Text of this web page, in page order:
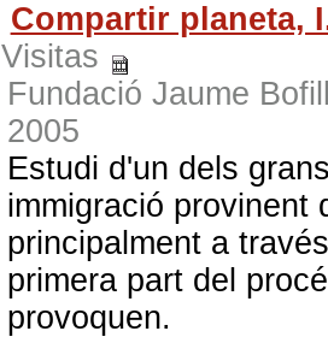
Compartir planeta,
Visitas
Fundació Jaume
2005
Estudi d'un dels
immigració provinent
principalment a
primera part del
provoquen.